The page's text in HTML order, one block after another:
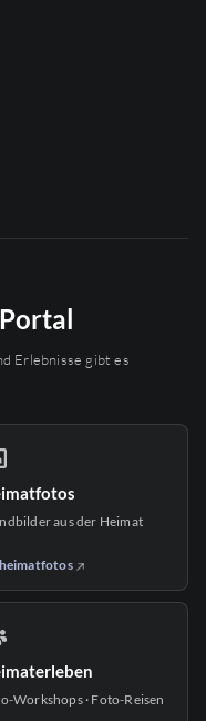
Erlebnisse gibt es
aus der Heimat
Workshops · Foto-Reisen